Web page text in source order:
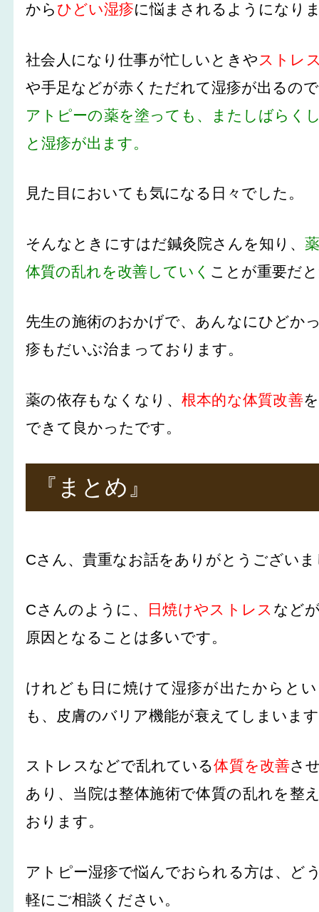
から ひどい湿疹に悩まされるようになり
社会人になり仕事が忙しいときや ストレ
や手足などが赤くただれて湿疹が出るの
アトピーの薬を塗っても、またしばらく
と湿疹が出ます。
見た目においても気になる日々でした。
そんなときにすはだ鍼灸院さんを知り、
体質の乱れを改善していく ことが重要だ
先生の施術のおかげで、あんなにひどか
疹もだいぶ治まっております。
薬の依存もなくなり、 根本的な体質改善
できて良かったです。
『まとめ』
Cさん、貴重なお話をありがとうござい
Cさんのように、 日焼けやストレス など
原因となることは多いです。
けれども日に焼けて湿疹が出たからと
も、皮膚のバリア機能が衰えてしまいま
ストレスなどで乱れている体質を改善さ
あり、当院は整体施術で体質の乱れを整
おります。
アトピー湿疹で悩んでおられる方は、ど
軽にご相談ください。